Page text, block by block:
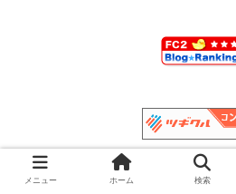
メニュー ホーム 検索